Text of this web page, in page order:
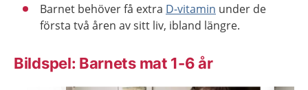
Barnet behöver få extra D-vitamin under de
första två åren av sitt liv, ibland längre.
Bildspel: Barnets mat 1-6 år